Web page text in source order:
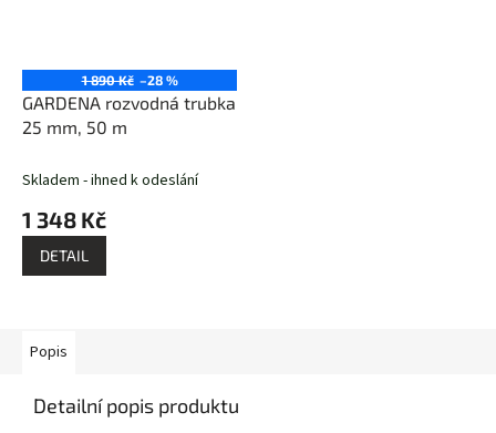
1 890 Kč –28 %
GARDENA rozvodná trubka
25 mm, 50 m
Skladem - ihned k odeslání
1 348 Kč
DETAIL
Popis
Detailní popis produktu